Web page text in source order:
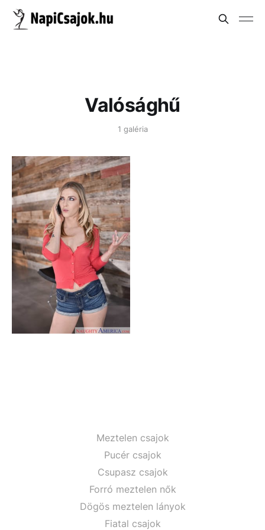
Valósághű
1 galéria
Meztelen csajok
Pucér csajok
Csupasz csajok
Forró meztelen nők
Dögös meztelen lányok
Fiatal csajok